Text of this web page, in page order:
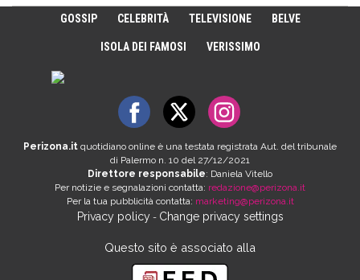
GOSSIP CELEBRITÀ TELEVISIONE BELVE
ISOLA DEI FAMOSI VERISSIMO
Perizona.it quotidiano online è una testata registrata Aut. del tribunale
di Palermo n. 10 del 27/12/2021
Direttore responsabile: Daniela Vitello
Per notizie e segnalazioni contatta: redazione@perizona.it
Per la tua pubblicità contatta: marketing@perizona.it
Privacy policy- Change privacy settings
Questo sito è associato alla